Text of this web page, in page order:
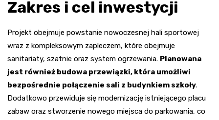
Zakres i cel inwestycji
Projekt obejmuje powstanie nowoczesnej hali sportowej
wraz z kompleksowym zapleczem, które obejmuje
sanitariaty, szatnie oraz system ogrzewania. Planowana
jest również budowa przewiązki, która umożliwi
bezpośrednie połączenie sali z budynkiem szkoły.
Dodatkowo przewiduje się modernizację istniejącego placu
zabaw oraz stworzenie nowego miejsca do parkowania, co